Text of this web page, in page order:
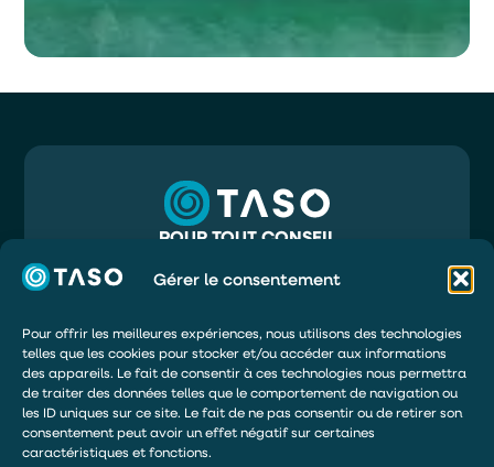
Gérer le consentement
Pour offrir les meilleures expériences, nous utilisons des technologies
telles que les cookies pour stocker et/ou accéder aux informations
des appareils. Le fait de consentir à ces technologies nous permettra
de traiter des données telles que le comportement de navigation ou
les ID uniques sur ce site. Le fait de ne pas consentir ou de retirer son
consentement peut avoir un effet négatif sur certaines
caractéristiques et fonctions.
POUR TOUT CONSEIL
INFO@TASO.FR
TASO
33130 BÈGLES
DEMANDER UN DEVIS
ÊTRE RAPPELÉ
DEVENIR DISTRIBUTEUR